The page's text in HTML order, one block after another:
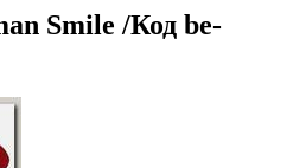
Smile /Код be-